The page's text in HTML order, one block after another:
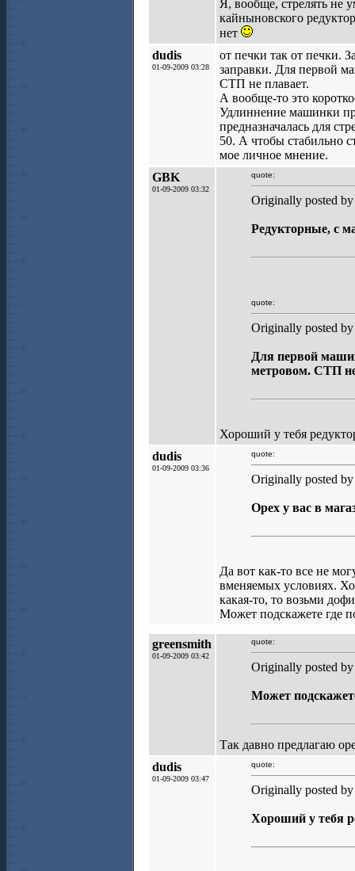
Я, вообще, стрелять не
кайныновского
нет
dudis
01-09-2009 03:28
от печки так от печки.
заправки. Для первой
СТП не плавает.
А вообще-то это
Удлиннение машинки
предназначалась для
50. А чтобы стабильно
мое личное мнение.
GBK
01-09-2009 03:32
quote:
Originally posted
Редукторные, с
quote:
Originally posted
Для первой
метровом. СТП
Хороший у тебя
dudis
01-09-2009 03:36
quote:
Originally posted
Орех у вас в
Да вот как-то все не
вменяемых условиях.
какая-то, то возьми
Может подскажете где
greensmith
01-09-2009 03:42
quote:
Originally posted
Может
Так давно предлагаю
dudis
01-09-2009 03:47
quote:
Originally posted
Хороший у тебя